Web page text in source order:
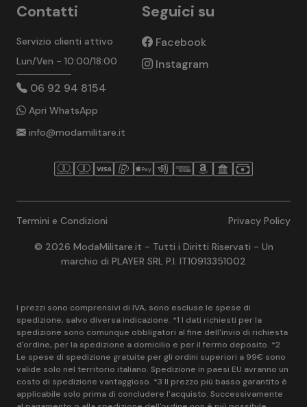
Contatti
Servizio clienti attivo
Lun/Ven - 10:00/18:00
06 92 94 8154
Apri WhatsApp
info@modamilitare.it
Seguici su
Facebook
Instagram
Termini e Condizioni Privacy Policy
© 2026 ModaMilitare.it - Tutti i Diritti Riservati - Un
marchio di PLAYER SRL P.I. IT10913351002
I prezzi sono comprensivi di IVA, sono escluse le spese di
spedizione, salvo diversa indicazione. *1 I dati richiesti per la
spedizione sono comunque obbligatori al fine dell'invio di richiesta
d'ordine, per la spedizione a domicilio e per il fermo deposito. *2
Le spese di spedizione gratuite per gli ordini superiori a 99€ sono
valide solo nel territorio italiano. Spedizione in paesi EU avranno un
costo di spedizione vantaggioso. *3 Il prezzo più basso garantito è
applicabile solo prima di concludere l'acquisto. Successivamente